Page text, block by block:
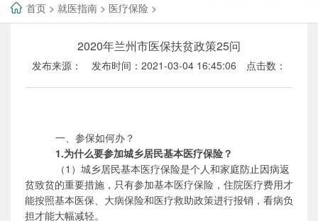
首页 > 就医指南 > 医疗保险 >
2020年兰州市医保扶贫政策25问
发布来源： 发布时间：2021-03-04 16:45:06 点击数：
一、参保如何办？
1.为什么要参加城乡居民基本医疗保险？
（1）城乡居民基本医疗保险是个人和家庭防止因病返
贫致贫的重要措施，只有参加基本医疗保险，住院医疗费用才
能按照基本医保、大病保险和医疗救助政策进行报销，看病负
担才能大幅减轻。